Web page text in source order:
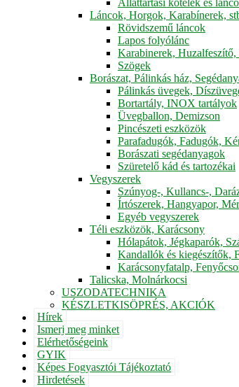
Láncok, Horgok, Karabínerek,
Rövidszemű láncok
Lapos folyólánc
Karabinerek,
Szögek
Borászat, Pálinkás ház,
Pálinkás üvegek,
Bortartály, INOX tartályok
Üvegballon, Demizson
Pincészeti eszközök
Parafadugók, Fadugók,
Borászati segédanyagok
Szüretelő kád és tartozékai
Vegyszerek
Szúnyog-, Kullancs-,
Írtószerek, Hangyapor,
Egyéb vegyszerek
Téli eszközök, Karácsony
Hólapátok, Jégkaparók,
Kandallók és kiegészítők,
Karácsonyfatalp,
Talicska, Molnárkocsi
USZODATECHNIKA
KÉSZLETKISÖPRÉS, AKCIÓK
Hírek
Ismerj meg minket
Elérhetőségeink
GYIK
Képes Fogyasztói Tájékoztató
Hirdetések